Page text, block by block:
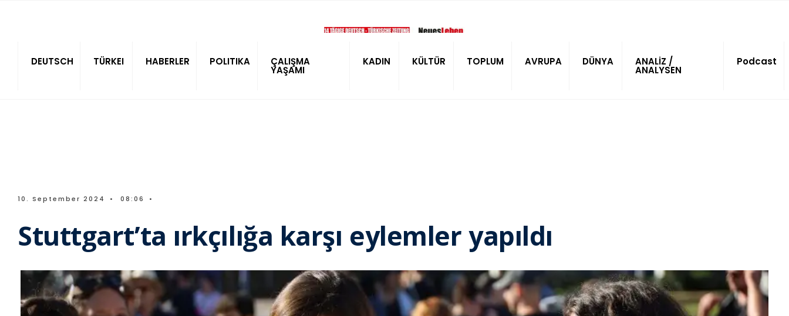
DEUTSCH TÜRKEI HABERLER POLITIKA ÇALIŞMA
YAŞAMI
KADIN KÜLTÜR TOPLUM AVRUPA DÜNYA ANALİZ /
ANALYSEN
Podcast
10. September 2024 • 08:06 •
Stuttgart’ta ırkçılığa karşı eylemler yapıldı